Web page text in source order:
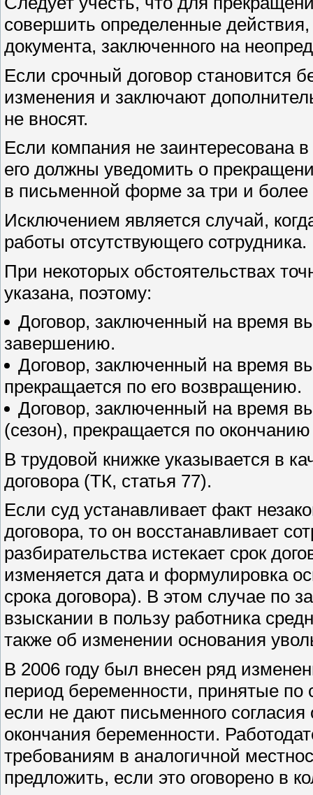
совершить определенные действия,
документа, заключенного на
Если срочный договор становится
изменения и заключают
не вносят.
Если компания не заинтересована
его должны уведомить о
в письменной форме за три и
Исключением является случай,
работы отсутствующего сотрудника.
При некоторых обстоятельствах
указана, поэтому:
Договор, заключенный на время
завершению.
Договор, заключенный на время
прекращается по его возвращению.
Договор, заключенный на время
(сезон), прекращается по
В трудовой книжке указывается в
договора (ТК, статья 77).
Если суд устанавливает факт
договора, то он восстанавливает
разбирательства истекает срок
изменяется дата и формулировка
срока договора). В этом случае по
взыскании в пользу работника
также об изменении основания
В 2006 году был внесен ряд
период беременности, принятые по
если не дают письменного
окончания беременности.
требованиям в аналогичной
предложить, если это оговорено в